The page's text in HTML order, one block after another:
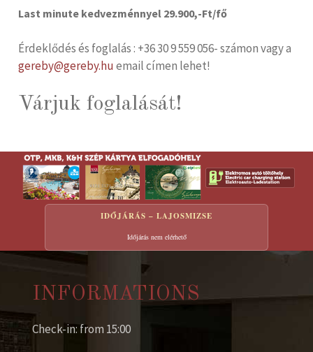
Last minute kedvezménnyel 29.900,-Ft/fő
Érdeklődés és foglalás : +36 30 9 559 056- számon vagy a
gereby@gereby.huemail címen lehet!
Várjuk foglalását!
IDŐJÁRÁS – LAJOSMIZSE
Időjárás nem elérhető
INFORMATIONS
Check-in: from 15:00